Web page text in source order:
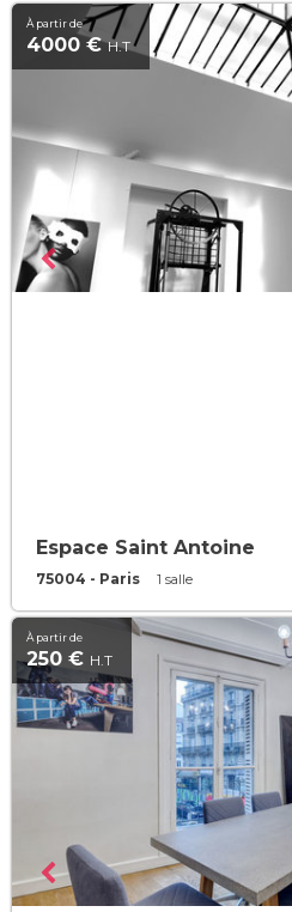
À partir de
4000 €H.T
Espace Saint Antoine
75004 - Paris 1 salle
À partir de
250 € H.T